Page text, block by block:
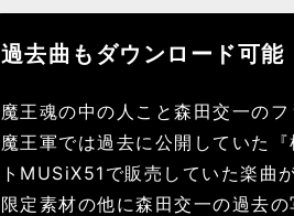
過去曲もダウンロード可能
魔王魂の中の人こと森田交一の
魔王軍では過去に公開していた
トMUSiX51で販売していた楽曲
限定素材の他に森田交一の過去